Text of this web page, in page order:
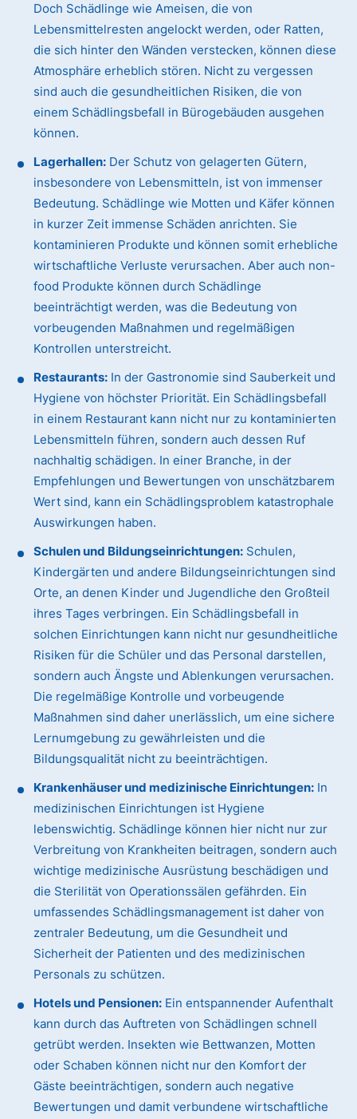
Doch Schädlinge wie Ameisen, die von
Lebensmittelresten angelockt werden, oder Ratten,
die sich hinter den Wänden verstecken, können diese
Atmosphäre erheblich stören. Nicht zu vergessen
sind auch die gesundheitlichen Risiken, die von
einem Schädlingsbefall in Bürogebäuden ausgehen
können.
Lagerhallen: Der Schutz von gelagerten Gütern,
insbesondere von Lebensmitteln, ist von immenser
Bedeutung. Schädlinge wie Motten und Käfer können
in kurzer Zeit immense Schäden anrichten. Sie
kontaminieren Produkte und können somit erhebliche
wirtschaftliche Verluste verursachen. Aber auch non-
food Produkte können durch Schädlinge
beeinträchtigt werden, was die Bedeutung von
vorbeugenden Maßnahmen und regelmäßigen
Kontrollen unterstreicht.
Restaurants: In der Gastronomie sind Sauberkeit und
Hygiene von höchster Priorität. Ein Schädlingsbefall
in einem Restaurant kann nicht nur zu kontaminierten
Lebensmitteln führen, sondern auch dessen Ruf
nachhaltig schädigen. In einer Branche, in der
Empfehlungen und Bewertungen von unschätzbarem
Wert sind, kann ein Schädlingsproblem katastrophale
Auswirkungen haben.
Schulen und Bildungseinrichtungen: Schulen,
Kindergärten und andere Bildungseinrichtungen sind
Orte, an denen Kinder und Jugendliche den Großteil
ihres Tages verbringen. Ein Schädlingsbefall in
solchen Einrichtungen kann nicht nur gesundheitliche
Risiken für die Schüler und das Personal darstellen,
sondern auch Ängste und Ablenkungen verursachen.
Die regelmäßige Kontrolle und vorbeugende
Maßnahmen sind daher unerlässlich, um eine sichere
Lernumgebung zu gewährleisten und die
Bildungsqualität nicht zu beeinträchtigen.
Krankenhäuser und medizinische Einrichtungen: In
medizinischen Einrichtungen ist Hygiene
lebenswichtig. Schädlinge können hier nicht nur zur
Verbreitung von Krankheiten beitragen, sondern auch
wichtige medizinische Ausrüstung beschädigen und
die Sterilität von Operationssälen gefährden. Ein
umfassendes Schädlingsmanagement ist daher von
zentraler Bedeutung, um die Gesundheit und
Sicherheit der Patienten und des medizinischen
Personals zu schützen.
Hotels und Pensionen: Ein entspannender Aufenthalt
kann durch das Auftreten von Schädlingen schnell
getrübt werden. Insekten wie Bettwanzen, Motten
oder Schaben können nicht nur den Komfort der
Gäste beeinträchtigen, sondern auch negative
Bewertungen und damit verbundene wirtschaftliche